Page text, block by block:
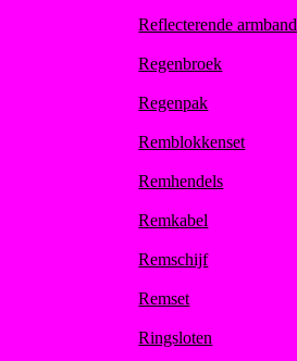
Reflecterende armband
Regenbroek
Regenpak
Remblokkenset
Remhendels
Remkabel
Remschijf
Remset
Ringsloten